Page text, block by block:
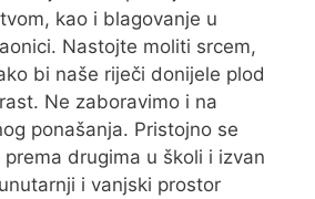
kao i blagovanje u
Nastojte moliti srcem,
bi naše riječi donijele plod
Ne zaboravimo i na
ponašanja. Pristojno se
drugima u školi i izvan
i vanjski prostor